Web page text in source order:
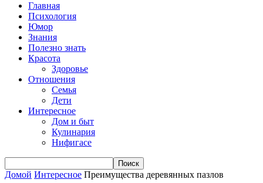
Главная
Психология
Юмор
Знания
Полезно знать
Красота
Здоровье
Отношения
Семья
Дети
Интересное
Дом и быт
Кулинария
Нифигасе
Домой Интересное Преимущества деревянных пазлов